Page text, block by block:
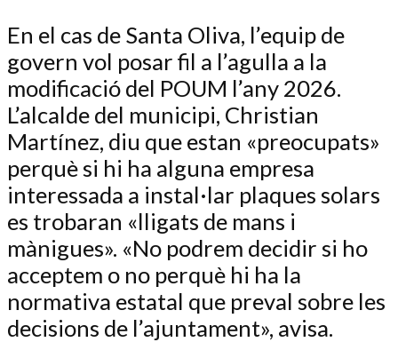
En el cas de Santa Oliva, l’equip de
govern vol posar fil a l’agulla a la
modificació del POUM l’any 2026.
L’alcalde del municipi, Christian
Martínez, diu que estan «preocupats»
perquè si hi ha alguna empresa
interessada a instal·lar plaques solars
es trobaran «lligats de mans i
mànigues». «No podrem decidir si ho
acceptem o no perquè hi ha la
normativa estatal que preval sobre les
decisions de l’ajuntament», avisa.